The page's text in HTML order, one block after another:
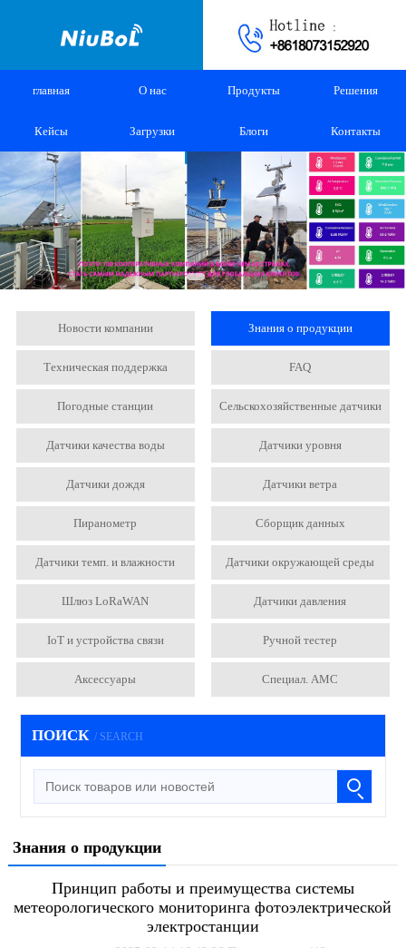
главная О нас Продукты Решения
Кейсы Загрузки Блоги Контакты
Новости компании Знания о продукции
Техническая поддержка FAQ
Погодные станции Сельскохозяйственные датчики
Датчики качества воды Датчики уровня
Датчики дождя Датчики ветра
Пиранометр Сборщик данных
Датчики темп. и влажности Датчики окружающей среды
Шлюз LoRaWAN Датчики давления
IoT и устройства связи Ручной тестер
Аксессуары Специал. АМС
ПОИСК / SEARCH
Знания о продукции
Принцип работы и преимущества системы
метеорологического мониторинга фотоэлектрической
электростанции